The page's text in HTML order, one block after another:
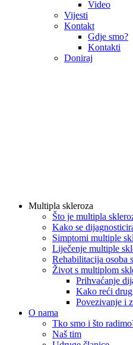
Video
Vijesti
Kontakt
Gdje smo?
Kontakti
Doniraj
Multipla skleroza
Što je multipla
Kako se
Simptomi multiple
Liječenje multiple
Rehabilitacija osoba
Život s multiplom
Prihvaćanje
Kako reći
Povezivanje i
O nama
Tko smo i što
Naš tim